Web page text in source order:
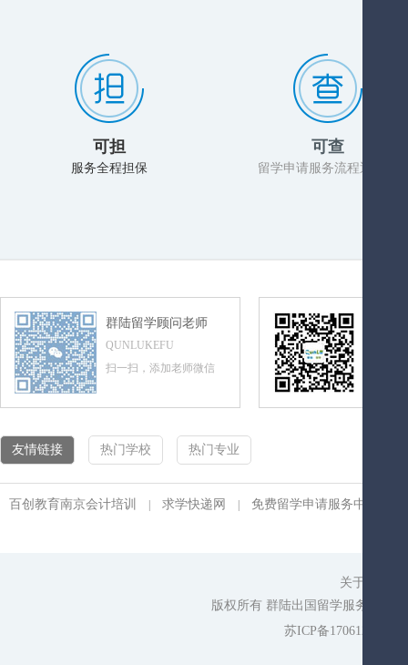
可担
服务全程担保
可查
留学申请服务流程透明化
群陆留学顾问老师
QUNLUKEFU
扫一扫，添加老师微信
友情链接 热门学校 热门专业
百创教育南京会计培训 | 求学快递网 | 免费留学申请服务中心
关于我们
版权所有 群陆出国留学服务平台
苏ICP备17061275号-1